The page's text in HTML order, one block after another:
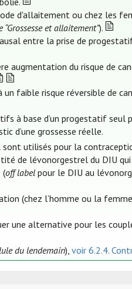
d'allaitement ou chez les
“Grossesse et allaitement”).
entre la prise de
augmentation du risque de
faible risque réversible de
à base d’un progestatif seul
d’une grossesse réelle.
utilisés pour la
de lévonorgestrel du DIU
(off labelpour le DIU au
(chez l’homme ou la
une alternative pour les
du lendemain),voir 6.2.4.